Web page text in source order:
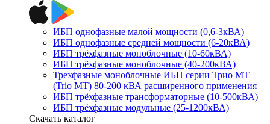
ИБП однофазные малой мощности (0,6-3кВА)
ИБП однофазные средней мощности (6-20кВА)
ИБП трёхфазные моноблочные (10-60кВА)
ИБП трёхфазные моноблочные (40-200кВА)
Трехфазные моноблочные ИБП серии Трио МТ
(Trio MT) 80-200 кВА расширенного применения
ИБП трёхфазные трансформаторные (10-500кВА)
ИБП трёхфазные модульные (25-1200кВА)
Скачать каталог